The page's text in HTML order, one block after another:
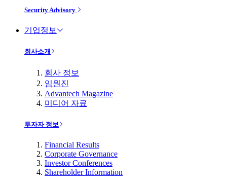
Security Advisory
기업정보
회사소개
회사 정보
임원진
Advantech Magazine
미디어 자료
투자자 정보
Financial Results
Corporate Governance
Investor Conferences
Shareholder Information